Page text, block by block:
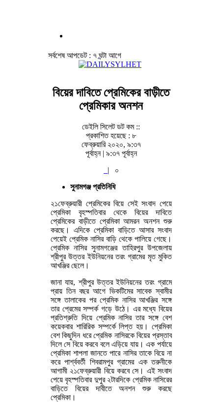
সর্বশেষ আপডেট : ৭ ঘন্টা আগে
বিয়ের দাবিতে প্রেমিকের বাড়ীতে
প্রেমিকার অনশন
ডেইলি সিলেট ডট কম ::
প্রকাশিত হয়েছে : ৮
ফেব্রুয়ারি ২০২০, ৯:৩৭
পূর্বাহ্ন | ৯:৩৭ পূর্বাহ্ন
|
০
সুনামগঞ্জ প্রতিনিধি
২১ফেব্রুয়ারী প্রেমিকের বিয়ে সেই সংবাদ পেয়ে
প্রেমিকা বৃহস্পতিবার থেকে বিয়ের দাবিতে
প্রেমিকের বাড়ীতে প্রেমিকা আমরন অনশন শুরু
করছে। এদিকে প্রেমিকা বাড়িতে আসার সংবাদ
পেয়েই প্রেমিক নাসির বাড়ি থেকে পালিয়ে গেছে।
প্রেমিক নাসির সুনামগঞ্জের তাহিরপুর উপজেলায়
শ্রীপুর উত্তর ইউনিয়নের তরং গ্রামের মৃত মুকিত
আখঞ্জির ছেলে।
জানা যায়, শ্রীপুর উত্তর ইউনিয়নের তরং গ্রামে
প্রায় তিন বছর আগে ভিকটিমের সাবেক স্বামীর
সঙ্গে তালাকের পর প্রেমিক নাসির আখঞ্জির সঙ্গে
তার প্রেমের সম্পর্ক গড়ে উঠে। এর মধ্যে বিয়ের
প্রতিশ্রুতি দিয়ে প্রেমিক নাসির তার সঙ্গে বেশ
কয়েকবার শারিরিক সম্পর্কে লিপ্ত হয়। প্রেমিকা
বেশ কিছুদিন ধরে প্রেমিক নাসিরকে বিয়ের প্রস্তাব
দিলে সে বিয়ে করবে বলে এড়িয়ে যায়। এক পর্যায়ে
প্রেমিকা শাপলা জানতে পারে নাসির তাকে বিয়ে না
করে পার্শ্ববর্তী শিবরামপুর গ্রামের এক তরুনীকে
আগামী ২১ফেব্রুয়ারী বিয়ে করবে সে। এই সংবাদ
পেয়ে বৃহস্পতিবার দুপুর ২টারদিকে প্রেমিক নাসিরের
বাড়িতে বিয়ের দাবীতে অনশন শুরু করছে
প্রেমিকা।